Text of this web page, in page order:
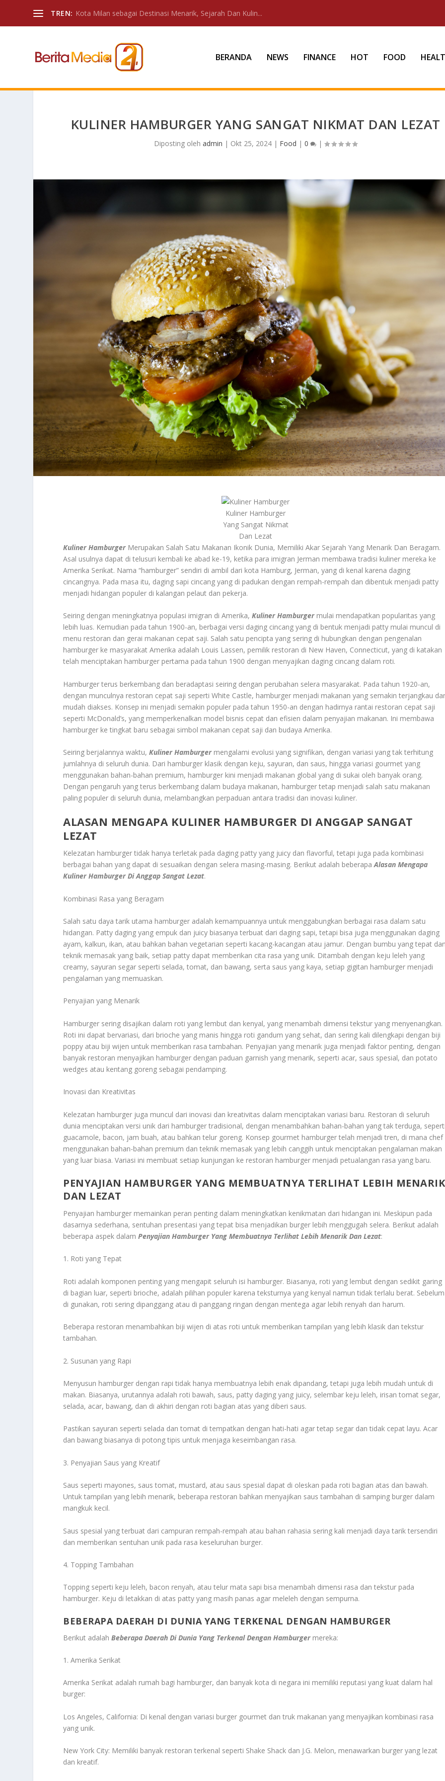
TREN: Kota Milan sebagai Destinasi Menarik, Sejarah Dan Kulin...
BERANDA NEWS FINANCE HOT FOOD
KULINER HAMBURGER YANG SANGAT NIKMAT DAN LEZAT
Diposting olehadmin | Okt 25, 2024 | Food |0 |
Kuliner Hamburger
Yang Sangat Nikmat
Dan Lezat
Kuliner HamburgerMerupakan Salah Satu Makanan Ikonik Dunia, Memiliki Akar Sejarah Yang Menarik Dan Beragam.
Asal usulnya dapat di telusuri kembali ke abad ke-19, ketika para imigran Jerman membawa tradisi kuliner mereka ke
Amerika Serikat. Nama “hamburger” sendiri di ambil dari kota Hamburg, Jerman, yang di kenal karena daging
cincangnya. Pada masa itu, daging sapi cincang yang di padukan dengan rempah-rempah dan dibentuk menjadi patty
menjadi hidangan populer di kalangan pelaut dan pekerja.
Seiring dengan meningkatnya populasi imigran di Amerika,Kuliner Hamburgermulai mendapatkan popularitas yang
lebih luas. Kemudian pada tahun 1900-an, berbagai versi daging cincang yang di bentuk menjadi patty mulai muncul di
menu restoran dan gerai makanan cepat saji. Salah satu pencipta yang sering di hubungkan dengan pengenalan
hamburger ke masyarakat Amerika adalah Louis Lassen, pemilik restoran di New Haven, Connecticut, yang di katakan
telah menciptakan hamburger pertama pada tahun 1900 dengan menyajikan daging cincang dalam roti.
Hamburger terus berkembang dan beradaptasi seiring dengan perubahan selera masyarakat. Pada tahun 1920-an,
dengan munculnya restoran cepat saji seperti White Castle, hamburger menjadi makanan yang semakin terjangkau
mudah diakses. Konsep ini menjadi semakin populer pada tahun 1950-an dengan hadirnya rantai restoran cepat saji
seperti McDonald’s, yang memperkenalkan model bisnis cepat dan efisien dalam penyajian makanan. Ini membawa
hamburger ke tingkat baru sebagai simbol makanan cepat saji dan budaya Amerika.
Seiring berjalannya waktu,Kuliner Hamburgermengalami evolusi yang signifikan, dengan variasi yang tak terhitung
jumlahnya di seluruh dunia. Dari hamburger klasik dengan keju, sayuran, dan saus, hingga variasi gourmet yang
menggunakan bahan-bahan premium, hamburger kini menjadi makanan global yang di sukai oleh banyak orang.
Dengan pengaruh yang terus berkembang dalam budaya makanan, hamburger tetap menjadi salah satu makanan
paling populer di seluruh dunia, melambangkan perpaduan antara tradisi dan inovasi kuliner.
ALASAN MENGAPA KULINER HAMBURGER DI ANGGAP SANGAT
LEZAT
Kelezatan hamburger tidak hanya terletak pada daging patty yang juicy dan flavorful, tetapi juga pada kombinasi
berbagai bahan yang dapat di sesuaikan dengan selera masing-masing. Berikut adalah beberapaAlasan Mengapa
Kuliner Hamburger Di Anggap Sangat Lezat.
Kombinasi Rasa yang Beragam
Salah satu daya tarik utama hamburger adalah kemampuannya untuk menggabungkan berbagai rasa dalam satu
hidangan. Patty daging yang empuk dan juicy biasanya terbuat dari daging sapi, tetapi bisa juga menggunakan daging
ayam, kalkun, ikan, atau bahkan bahan vegetarian seperti kacang-kacangan atau jamur. Dengan bumbu yang tepat
teknik memasak yang baik, setiap patty dapat memberikan cita rasa yang unik. Ditambah dengan keju leleh yang
creamy, sayuran segar seperti selada, tomat, dan bawang, serta saus yang kaya, setiap gigitan hamburger menjadi
pengalaman yang memuaskan.
Penyajian yang Menarik
Hamburger sering disajikan dalam roti yang lembut dan kenyal, yang menambah dimensi tekstur yang menyenangkan.
Roti ini dapat bervariasi, dari brioche yang manis hingga roti gandum yang sehat, dan sering kali dilengkapi dengan biji
poppy atau biji wijen untuk memberikan rasa tambahan. Penyajian yang menarik juga menjadi faktor penting, dengan
banyak restoran menyajikan hamburger dengan paduan garnish yang menarik, seperti acar, saus spesial, dan potato
wedges atau kentang goreng sebagai pendamping.
Inovasi dan Kreativitas
Kelezatan hamburger juga muncul dari inovasi dan kreativitas dalam menciptakan variasi baru. Restoran di seluruh
dunia menciptakan versi unik dari hamburger tradisional, dengan menambahkan bahan-bahan yang tak terduga,
guacamole, bacon, jam buah, atau bahkan telur goreng. Konsep gourmet hamburger telah menjadi tren, di mana chef
menggunakan bahan-bahan premium dan teknik memasak yang lebih canggih untuk menciptakan pengalaman makan
yang luar biasa. Variasi ini membuat setiap kunjungan ke restoran hamburger menjadi petualangan rasa yang baru.
PENYAJIAN HAMBURGER YANG MEMBUATNYA TERLIHAT LEBIH MENARIK
DAN LEZAT
Penyajian hamburger memainkan peran penting dalam meningkatkan kenikmatan dari hidangan ini. Meskipun pada
dasarnya sederhana, sentuhan presentasi yang tepat bisa menjadikan burger lebih menggugah selera. Berikut adalah
beberapa aspek dalamPenyajian Hamburger Yang Membuatnya Terlihat Lebih Menarik Dan Lezat:
1. Roti yang Tepat
Roti adalah komponen penting yang mengapit seluruh isi hamburger. Biasanya, roti yang lembut dengan sedikit garing
di bagian luar, seperti brioche, adalah pilihan populer karena teksturnya yang kenyal namun tidak terlalu berat. Sebelum
di gunakan, roti sering dipanggang atau di panggang ringan dengan mentega agar lebih renyah dan harum.
Beberapa restoran menambahkan biji wijen di atas roti untuk memberikan tampilan yang lebih klasik dan tekstur
tambahan.
2. Susunan yang Rapi
Menyusun hamburger dengan rapi tidak hanya membuatnya lebih enak dipandang, tetapi juga lebih mudah untuk di
makan. Biasanya, urutannya adalah roti bawah, saus, patty daging yang juicy, selembar keju leleh, irisan tomat segar,
selada, acar, bawang, dan di akhiri dengan roti bagian atas yang diberi saus.
Pastikan sayuran seperti selada dan tomat di tempatkan dengan hati-hati agar tetap segar dan tidak cepat layu. Acar
dan bawang biasanya di potong tipis untuk menjaga keseimbangan rasa.
3. Penyajian Saus yang Kreatif
Saus seperti mayones, saus tomat, mustard, atau saus spesial dapat di oleskan pada roti bagian atas dan bawah.
Untuk tampilan yang lebih menarik, beberapa restoran bahkan menyajikan saus tambahan di samping burger dalam
mangkuk kecil.
Saus spesial yang terbuat dari campuran rempah-rempah atau bahan rahasia sering kali menjadi daya tarik tersendiri
dan memberikan sentuhan unik pada rasa keseluruhan burger.
4. Topping Tambahan
Topping seperti keju leleh, bacon renyah, atau telur mata sapi bisa menambah dimensi rasa dan tekstur pada
hamburger. Keju di letakkan di atas patty yang masih panas agar meleleh dengan sempurna.
BEBERAPA DAERAH DI DUNIA YANG TERKENAL DENGAN HAMBURGER
Berikut adalahBeberapa Daerah Di Dunia Yang Terkenal Dengan Hamburgermereka:
1. Amerika Serikat
Amerika Serikat adalah rumah bagi hamburger, dan banyak kota di negara ini memiliki reputasi yang kuat dalam hal
burger:
Los Angeles, California: Di kenal dengan variasi burger gourmet dan truk makanan yang menyajikan kombinasi rasa
yang unik.
New York City: Memiliki banyak restoran terkenal seperti Shake Shack dan J.G. Melon, menawarkan burger yang lezat
dan kreatif.